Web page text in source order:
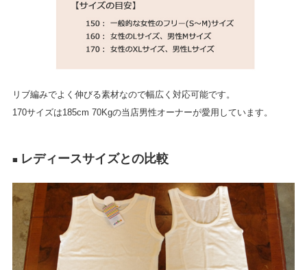
リブ編みでよく伸びる素材なので幅広く対応可能です。
170サイズは185cm 70Kgの当店男性オーナーが愛用しています。
■ レディースサイズとの比較